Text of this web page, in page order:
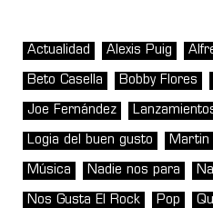
Actualidad Alexis Puig
Beto Casella Bobby Flores
Joe Fernández
Logia del buen gusto Martin
Música Nadie nos para
Nos Gusta El Rock Pop